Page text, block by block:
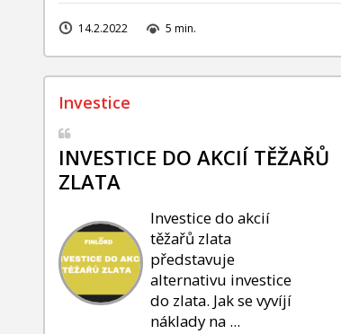
14.2.2022 5 min.
INVESTICE DO AKCIÍ TĚŽAŘŮ
ZLATA
Investice do akcií
těžařů zlata
představuje
alternativu investice
do zlata. Jak se vyvíjí
náklady na ...